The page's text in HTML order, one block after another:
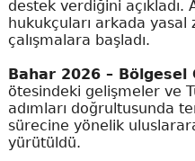
destek verdiğini açıkladı.
hukukçuları arkada
çalışmalara başladı.
Bahar 2026 – Bölgesel
ötesindeki gelişmeler ve
adımları doğrultusunda
sürecine yönelik
yürütüldü.